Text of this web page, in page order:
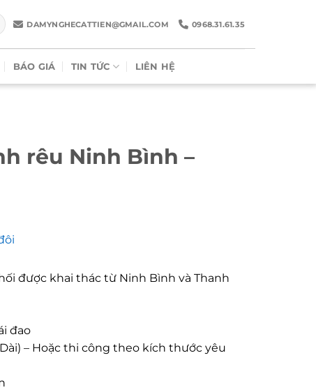
DAMYNGHECATTIEN@GMAIL.COM 0968.31.61.35
BÁO GIÁ TIN TỨC LIÊN HỆ
rêu Ninh Bình –
được khai thác từ Ninh Bình và Thanh
đao
– Hoặc thi công theo kích thước yêu